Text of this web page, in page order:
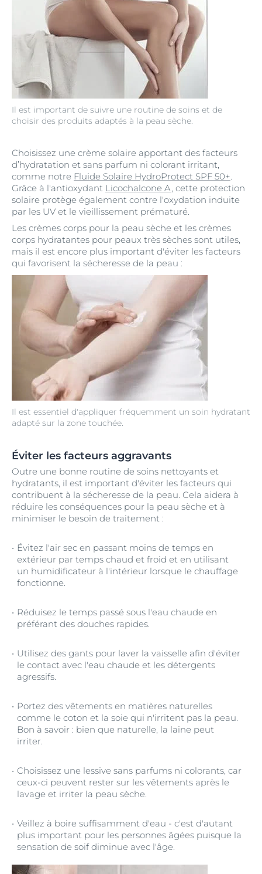
Il est important de suivre une routine de soins et de
choisir des produits adaptés à la peau sèche.
Il est essentiel d'appliquer fréquemment un soin hydratant
adapté sur la zone touchée.
Choisissez une crème solaire apportant des facteurs
d’hydratation et sans parfum ni colorant irritant,
comme notre Fluide Solaire HydroProtect SPF 50+.
Grâce à l'antioxydant Licochalcone A, cette protection
solaire protège également contre l'oxydation induite
par les UV et le vieillissement prématuré.
Les crèmes corps pour la peau sèche et les crèmes
corps hydratantes pour peaux très sèches sont utiles,
mais il est encore plus important d'éviter les facteurs
qui favorisent la sécheresse de la peau :
Éviter les facteurs aggravants
Outre une bonne routine de soins nettoyants et
hydratants, il est important d'éviter les facteurs qui
contribuent à la sécheresse de la peau. Cela aidera à
réduire les conséquences pour la peau sèche et à
minimiser le besoin de traitement :
Évitez l'air sec en passant moins de temps en
extérieur par temps chaud et froid et en utilisant
un humidificateur à l'intérieur lorsque le chauffage
fonctionne.
Réduisez le temps passé sous l'eau chaude en
préférant des douches rapides.
Utilisez des gants pour laver la vaisselle afin d'éviter
le contact avec l'eau chaude et les détergents
agressifs.
Portez des vêtements en matières naturelles
comme le coton et la soie qui n'irritent pas la peau.
Bon à savoir : bien que naturelle, la laine peut
irriter.
Choisissez une lessive sans parfums ni colorants, car
ceux-ci peuvent rester sur les vêtements après le
lavage et irriter la peau sèche.
Veillez à boire suffisamment d'eau - c'est d'autant
plus important pour les personnes âgées puisque la
sensation de soif diminue avec l'âge.